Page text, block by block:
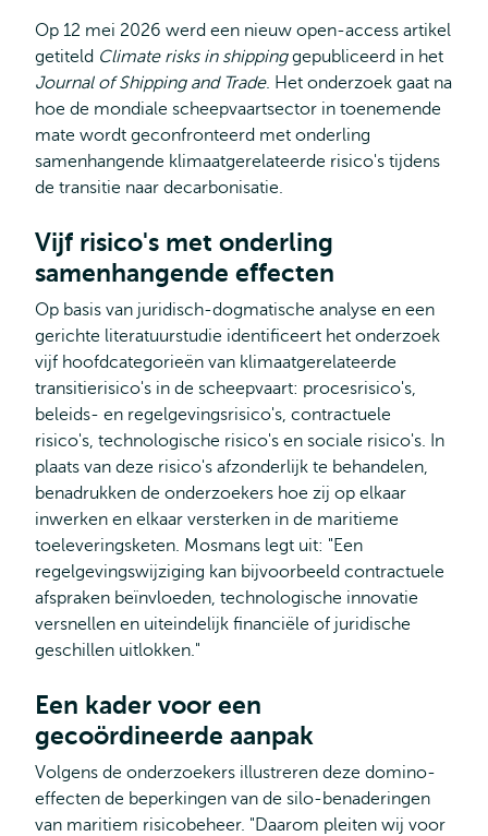
Op 12 mei 2026 werd een nieuw open-access artikel
getiteld Climate risks in shippinggepubliceerd in het
Journal of Shipping and Trade. Het onderzoek gaat na
hoe de mondiale scheepvaartsector in toenemende
mate wordt geconfronteerd met onderling
samenhangende klimaatgerelateerde risico's tijdens
de transitie naar decarbonisatie.
Vijf risico's met onderling
samenhangende effecten
Op basis van juridisch-dogmatische analyse en een
gerichte literatuurstudie identificeert het onderzoek
vijf hoofdcategorieën van klimaatgerelateerde
transitierisico's in de scheepvaart: procesrisico's,
beleids- en regelgevingsrisico's, contractuele
risico's, technologische risico's en sociale risico's. In
plaats van deze risico's afzonderlijk te behandelen,
benadrukken de onderzoekers hoe zij op elkaar
inwerken en elkaar versterken in de maritieme
toeleveringsketen. Mosmans legt uit: "Een
regelgevingswijziging kan bijvoorbeeld contractuele
afspraken beïnvloeden, technologische innovatie
versnellen en uiteindelijk financiële of juridische
geschillen uitlokken."
Een kader voor een
gecoördineerde aanpak
Volgens de onderzoekers illustreren deze domino-
effecten de beperkingen van de silo-benaderingen
van maritiem risicobeheer. "Daarom pleiten wij voor